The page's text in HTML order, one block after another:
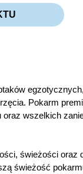
Pokarm
oraz wszelkich
świeżości oraz
świeżość